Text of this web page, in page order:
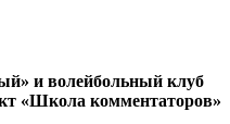
и волейбольный клуб
«Школа комментаторов»